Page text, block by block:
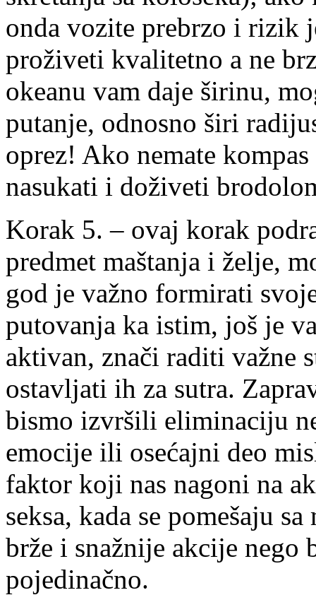
onda vozite prebrzo i rizik
proživeti kvalitetno a ne
okeanu vam daje širinu,
putanje, odnosno širi
oprez! Ako nemate
nasukati i doživeti
Korak 5. – ovaj korak
predmet maštanja i želje,
god je važno formirati
putovanja ka istim, još je
aktivan, znači raditi važne
ostavljati ih za sutra.
bismo izvršili eliminaciju
emocije ili osećajni deo
faktor koji nas nagoni na
seksa, kada se pomešaju
brže i snažnije akcije nego
pojedinačno.